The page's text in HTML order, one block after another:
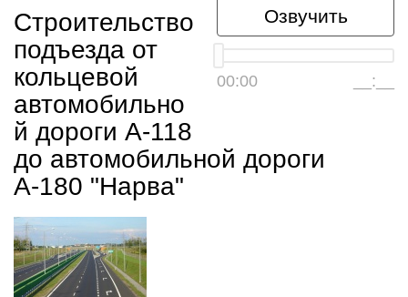
Озвучить
00:00 __:__
Строительство
подъезда от
кольцевой
автомобильно
й дороги А-118
до автомобильной дороги
А-180 "Нарва"